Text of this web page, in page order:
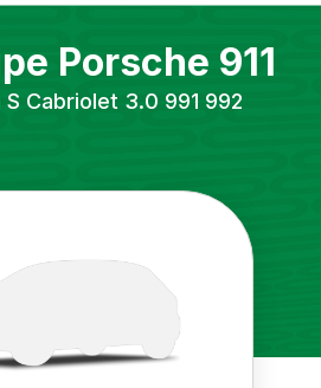
Porsche 911
S Cabriolet 3.0 991 992